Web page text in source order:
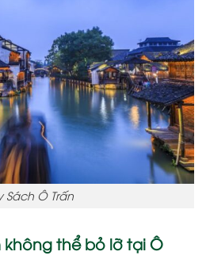
Sách Ô Trấn
thể bỏ lỡ tại Ô